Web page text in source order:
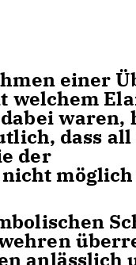
einer
welchem
waren,
dass all
der
anlässlich